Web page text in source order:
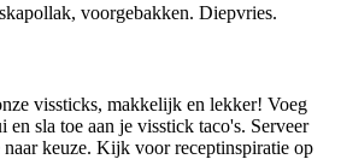
voorgebakken. Diepvries.
vissticks, makkelijk en lekker! Voeg
en sla toe aan je visstick taco's. Serveer
naar keuze. Kijk voor receptinspiratie op